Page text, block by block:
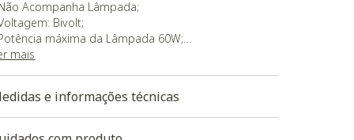
Acompanha Lâmpada;
Bivolt;
máxima da Lâmpada 60W;
de soquete: MR 11 Mini dicróica;
fabricação.
aqui a modelagem 3D do produto
mais
e informações técnicas